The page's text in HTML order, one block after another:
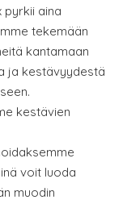
aina
tekemään
kantamaan
ja kestävyydestä
kestävien
voit luoda
muodin